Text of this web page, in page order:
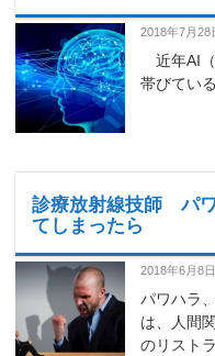
2018年7月28
近年AI
帯びてい
診療放射線技師 パ
てしまったら
2018年6月8日
パワハラ
は、人間
のリスト